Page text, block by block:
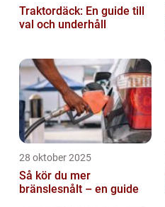
Traktordäck: En guide till
val och underhåll
28 oktober 2025
Så kör du mer
bränslesnålt – en guide